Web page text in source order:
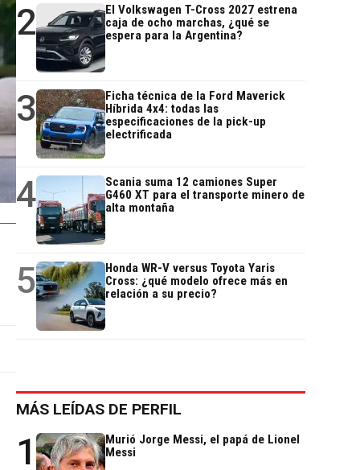
2
El Volkswagen T-Cross 2027 estrena
caja de ocho marchas, ¿qué se
espera para la Argentina?
3
Ficha técnica de la Ford Maverick
Híbrida 4x4: todas las
especificaciones de la pick-up
electrificada
4
Scania suma 12 camiones Super
G460 XT para el transporte minero de
alta montaña
5
Honda WR-V versus Toyota Yaris
Cross: ¿qué modelo ofrece más en
relación a su precio?
MÁS LEÍDAS DE PERFIL
1
Murió Jorge Messi, el papá de Lionel
Messi